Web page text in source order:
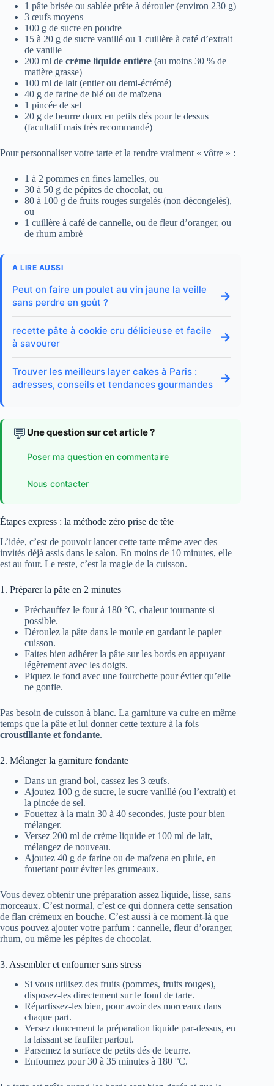
1 pâte brisée ou sablée prête à dérouler (environ 230 g)
3 œufs moyens
100 g de sucre en poudre
15 à 20 g de sucre vanillé ou 1 cuillère à café d’extrait
de vanille
200 ml de crème liquide entière (au moins 30 % de
matière grasse)
100 ml de lait (entier ou demi-écrémé)
40 g de farine de blé ou de maïzena
1 pincée de sel
20 g de beurre doux en petits dés pour le dessus
(facultatif mais très recommandé)
Pour personnaliser votre tarte et la rendre vraiment « vôtre » :
1 à 2 pommes en fines lamelles, ou
30 à 50 g de pépites de chocolat, ou
80 à 100 g de fruits rouges surgelés (non décongelés),
ou
1 cuillère à café de cannelle, ou de fleur d’oranger, ou
de rhum ambré
A LIRE AUSSI
Peut on faire un poulet au vin jaune la veille
sans perdre en goût ?
→
recette pâte à cookie cru délicieuse et facile
à savourer
→
Trouver les meilleurs layer cakes à Paris :
adresses, conseils et tendances gourmandes
→
💬 Une question sur cet article ?
Poser ma question en commentaire
Nous contacter
Étapes express : la méthode zéro prise de tête
L’idée, c’est de pouvoir lancer cette tarte même avec des
invités déjà assis dans le salon. En moins de 10 minutes, elle
est au four. Le reste, c’est la magie de la cuisson.
1. Préparer la pâte en 2 minutes
Préchauffez le four à 180 °C, chaleur tournante si
possible.
Déroulez la pâte dans le moule en gardant le papier
cuisson.
Faites bien adhérer la pâte sur les bords en appuyant
légèrement avec les doigts.
Piquez le fond avec une fourchette pour éviter qu’elle
ne gonfle.
Pas besoin de cuisson à blanc. La garniture va cuire en même
temps que la pâte et lui donner cette texture à la fois
croustillante et fondante.
2. Mélanger la garniture fondante
Dans un grand bol, cassez les 3 œufs.
Ajoutez 100 g de sucre, le sucre vanillé (ou l’extrait) et
la pincée de sel.
Fouettez à la main 30 à 40 secondes, juste pour bien
mélanger.
Versez 200 ml de crème liquide et 100 ml de lait,
mélangez de nouveau.
Ajoutez 40 g de farine ou de maïzena en pluie, en
fouettant pour éviter les grumeaux.
Vous devez obtenir une préparation assez liquide, lisse, sans
morceaux. C’est normal, c’est ce qui donnera cette sensation
de flan crémeux en bouche. C’est aussi à ce moment-là que
vous pouvez ajouter votre parfum : cannelle, fleur d’oranger,
rhum, ou même les pépites de chocolat.
3. Assembler et enfourner sans stress
Si vous utilisez des fruits (pommes, fruits rouges),
disposez-les directement sur le fond de tarte.
Répartissez-les bien, pour avoir des morceaux dans
chaque part.
Versez doucement la préparation liquide par-dessus, en
la laissant se faufiler partout.
Parsemez la surface de petits dés de beurre.
Enfournez pour 30 à 35 minutes à 180 °C.